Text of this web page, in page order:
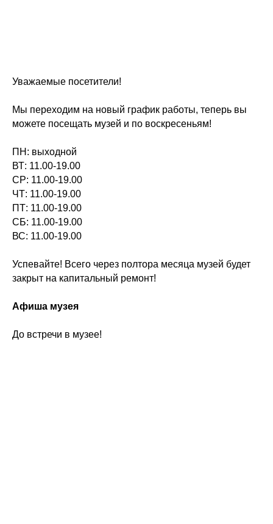
Уважаемые посетители!
Мы переходим на новый график работы, теперь вы
можете посещать музей и по воскресеньям!
ПН: выходной
ВТ: 11.00-19.00
СР: 11.00-19.00
ЧТ: 11.00-19.00
ПТ: 11.00-19.00
СБ: 11.00-19.00
ВС: 11.00-19.00
Успевайте! Всего через полтора месяца музей будет
закрыт на капитальный ремонт!
Афиша музея
До встречи в музее!